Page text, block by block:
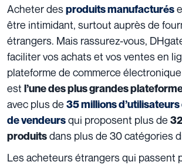
Acheter desproduits manufacturés
être intimidant, surtout auprès de
étrangers. Mais rassurez-vous,
faciliter vos achats et vos ventes en
plateforme de commerce
est l’une des plus grandes
avec plus de 35 millions
de vendeursqui proposent plus de
produitsdans plus de 30 catégories
Les acheteurs étrangers qui passent